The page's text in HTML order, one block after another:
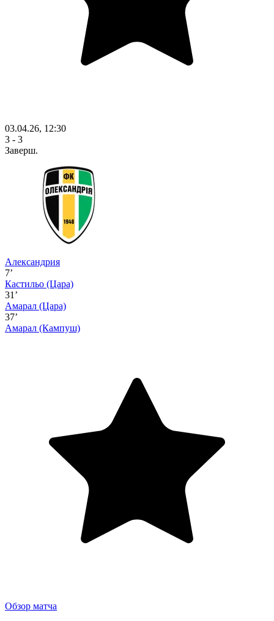
03.04.26, 12:30
3 - 3
Заверш.
Александрия
7’
Кастильо (Цара)
31’
Амарал (Цара)
37’
Амарал (Кампуш)
Обзор матча